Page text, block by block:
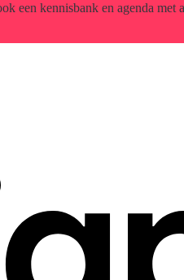
een kennisbank en agenda